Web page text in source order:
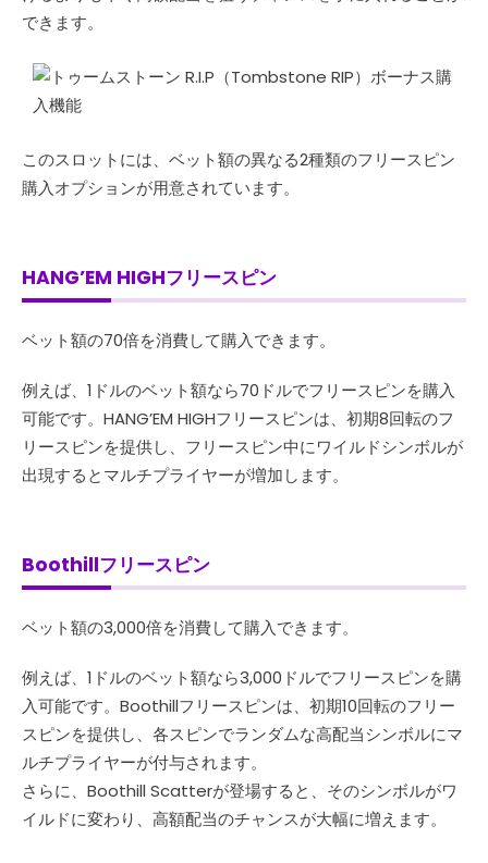
できます。
このスロットには、ベット額の異なる2種類のフリースピン
購入オプションが用意されています。
HANG’EM HIGHフリースピン
ベット額の70倍を消費して購入できます。
例えば、1ドルのベット額なら70ドルでフリースピンを購入
可能です。HANG’EM HIGHフリースピンは、初期8回転のフ
リースピンを提供し、フリースピン中にワイルドシンボルが
出現するとマルチプライヤーが増加します。
Boothillフリースピン
ベット額の3,000倍を消費して購入できます。
例えば、1ドルのベット額なら3,000ドルでフリースピンを購
入可能です。Boothillフリースピンは、初期10回転のフリー
スピンを提供し、各スピンでランダムな高配当シンボルにマ
ルチプライヤーが付与されます。
さらに、Boothill Scatterが登場すると、そのシンボルがワ
イルドに変わり、高額配当のチャンスが大幅に増えます。